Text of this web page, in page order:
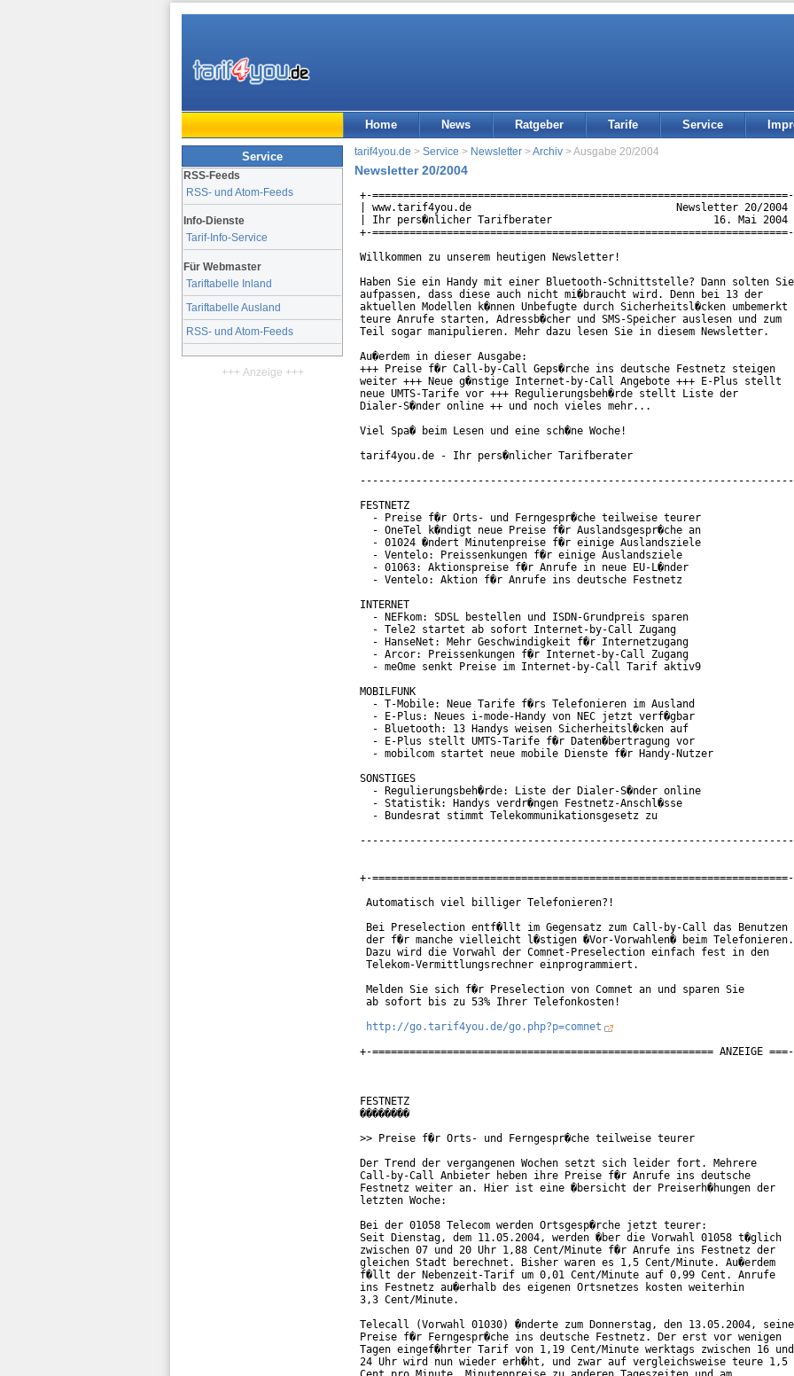
Home News Ratgeber Tarife Service
Service
RSS-Feeds
RSS- und Atom-Feeds
Info-Dienste
Tarif-Info-Service
Für Webmaster
Tariftabelle Inland
Tariftabelle Ausland
RSS- und Atom-Feeds
+++ Anzeige +++
tarif4you.de > Service > Newsletter > Archiv > Ausgabe 20/2004
Newsletter 20/2004
+-
| www.tarif4you.de                                 Newsletter 20/2004
| Ihr pers�nlicher Tarifberater                          16. Mai 2004
+-
Willkommen zu unserem heutigen Newsletter!
Haben Sie ein Handy mit einer Bluetooth-Schnittstelle? Dann solten Sie
aufpassen, dass diese auch nicht mi�braucht wird. Denn bei 13 der
aktuellen Modellen k�nnen Unbefugte durch Sicherheitsl�cken umbemerkt
teure Anrufe starten, Adressb�cher und SMS-Speicher auslesen und zum
Teil sogar manipulieren. Mehr dazu lesen Sie in diesem Newsletter.
Au�erdem in dieser Ausgabe:
+++ Preise f�r Call-by-Call Geps�rche ins deutsche Festnetz steigen
weiter +++ Neue g�nstige Internet-by-Call Angebote +++ E-Plus stellt
neue UMTS-Tarife vor +++ Regulierungsbeh�rde stellt Liste der
Dialer-S�nder online ++ und noch vieles mehr...
Viel Spa� beim Lesen und eine sch�ne Woche!
tarif4you.de - Ihr pers�nlicher Tarifberater
FESTNETZ
  - Preise f�r Orts- und Ferngespr�che teilweise teurer
  - OneTel k�ndigt neue Preise f�r Auslandsgespr�che an
  - 01024 �ndert Minutenpreise f�r einige Auslandsziele
  - Ventelo: Preissenkungen f�r einige Auslandsziele
  - 01063: Aktionspreise f�r Anrufe in neue EU-L�nder
  - Ventelo: Aktion f�r Anrufe ins deutsche Festnetz
INTERNET
  - NEFkom: SDSL bestellen und ISDN-Grundpreis sparen
  - Tele2 startet ab sofort Internet-by-Call Zugang
  - HanseNet: Mehr Geschwindigkeit f�r Internetzugang
  - Arcor: Preissenkungen f�r Internet-by-Call Zugang
  - meOme senkt Preise im Internet-by-Call Tarif aktiv9
MOBILFUNK
  - T-Mobile: Neue Tarife f�rs Telefonieren im Ausland
  - E-Plus: Neues i-mode-Handy von NEC jetzt verf�gbar
  - Bluetooth: 13 Handys weisen Sicherheitsl�cken auf
  - E-Plus stellt UMTS-Tarife f�r Daten�bertragung vor
  - mobilcom startet neue mobile Dienste f�r Handy-Nutzer
SONSTIGES
  - Regulierungsbeh�rde: Liste der Dialer-S�nder online
  - Statistik: Handys verdr�ngen Festnetz-Anschl�sse
  - Bundesrat stimmt Telekommunikationsgesetz zu
+-
Automatisch viel billiger Telefonieren?!
Bei Preselection entf�llt im Gegensatz zum Call-by-Call das Benutzen
der f�r manche vielleicht l�stigen �Vor-Vorwahlen� beim Telefonieren.
Dazu wird die Vorwahl der Comnet-Preselection einfach fest in den
Telekom-Vermittlungsrechner einprogrammiert.
Melden Sie sich f�r Preselection von Comnet an und sparen Sie
ab sofort bis zu 53% Ihrer Telefonkosten!
http://go.tarif4you.de/go.php?p=comnet
+-======================================================= ANZEIGE
FESTNETZ
��������
>> Preise f�r Orts- und Ferngespr�che teilweise teurer
Der Trend der vergangenen Wochen setzt sich leider fort. Mehrere
Call-by-Call Anbieter heben ihre Preise f�r Anrufe ins deutsche
Festnetz weiter an. Hier ist eine �bersicht der Preiserh�hungen der
letzten Woche:
Bei der 01058 Telecom werden Ortsgesp�rche jetzt teurer:
Seit Dienstag, dem 11.05.2004, werden �ber die Vorwahl 01058 t�glich
zwischen 07 und 20 Uhr 1,88 Cent/Minute f�r Anrufe ins Festnetz der
gleichen Stadt berechnet. Bisher waren es 1,5 Cent/Minute. Au�erdem
f�llt der Nebenzeit-Tarif um 0,01 Cent/Minute auf 0,99 Cent. Anrufe
ins Festnetz au�erhalb des eigenen Ortsnetzes kosten weiterhin
3,3 Cent/Minute.
Telecall (Vorwahl 01030) �nderte zum Donnerstag, den 13.05.2004, seine
Preise f�r Ferngespr�che ins deutsche Festnetz. Der erst vor wenigen
Tagen eingef�hrter Tarif von 1,19 Cent/Minute werktags zwischen 16 und
24 Uhr wird nun wieder erh�ht, und zwar auf vergleichsweise teure 1,5